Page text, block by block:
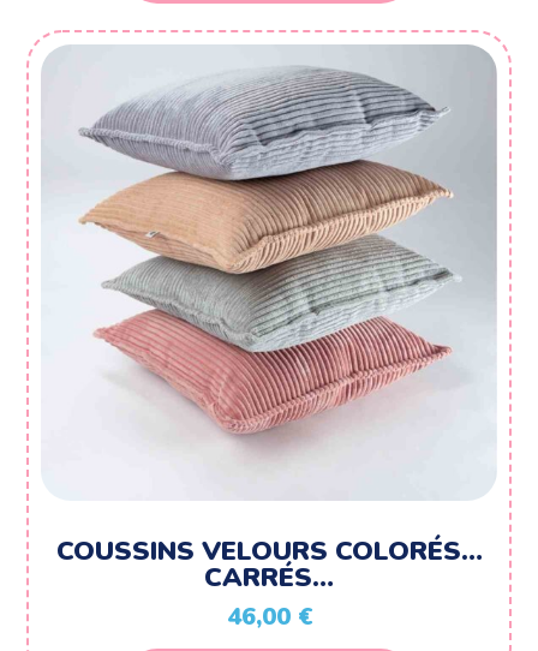
Les
options
peuvent
être
choisies
la
page
du
produit
COUSSINS VELOURS COLORÉS…
CARRÉS…
46,00 €